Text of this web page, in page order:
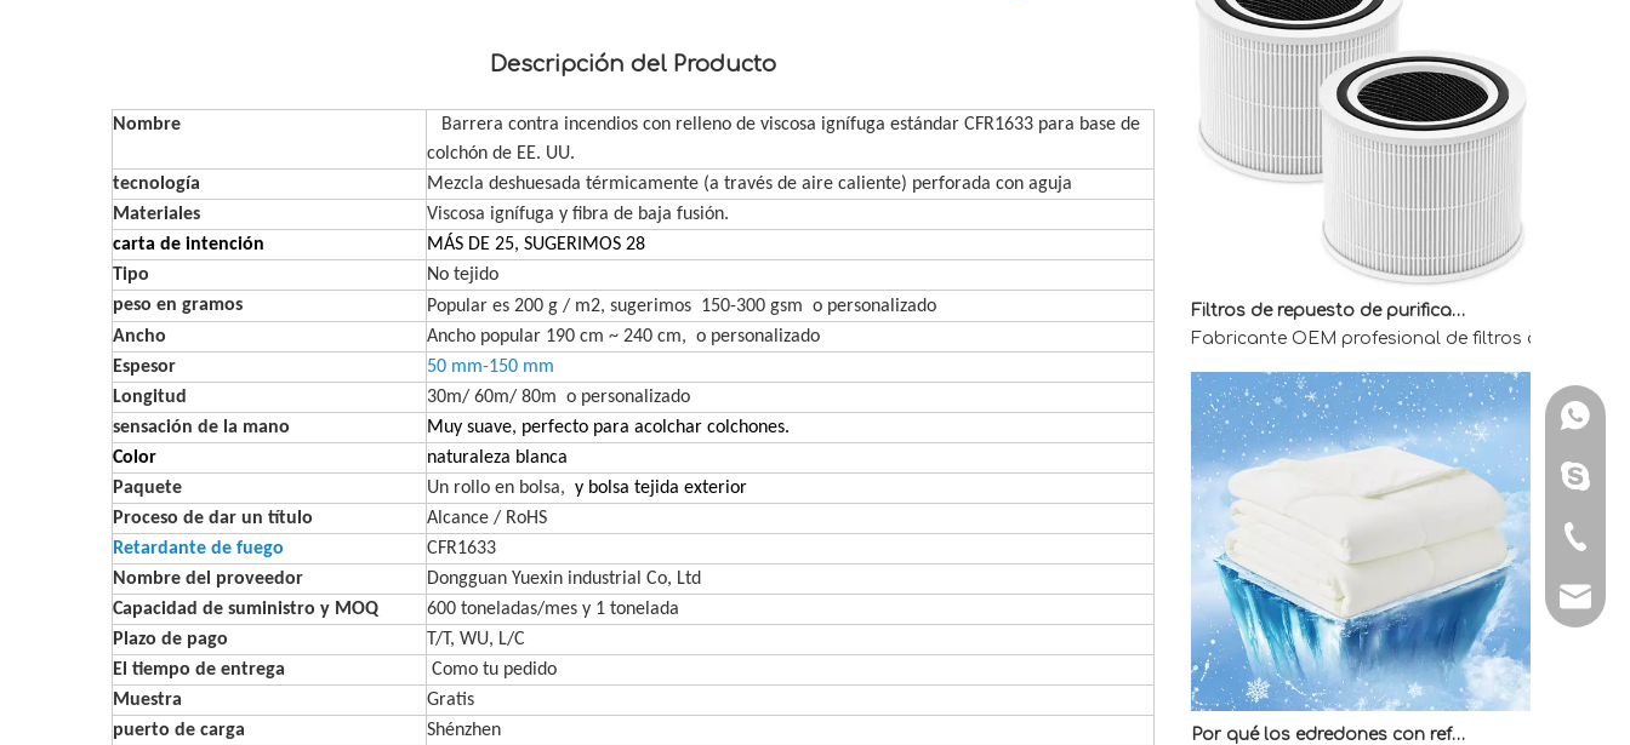
Descripción del Producto
Nombre
Barrera contra incendios con relleno de viscosa ignífuga estándar CFR1633 para base de
colchón de EE. UU.
tecnología
Mezcla deshuesada térmicamente (a través de aire caliente) perforada con aguja
Materiales
Viscosa ignífuga y fibra de baja fusión.
carta de intención
MÁS DE 25, SUGERIMOS 28
Tipo
No tejido
peso en gramos
Popular es 200 g / m2, sugerimos 150-300 gsm o personalizado
Ancho
Ancho popular 190 cm ~ 240 cm, o personalizado
Espesor
50 mm-150 mm
Longitud
30m/ 60m/ 80m o personalizado
sensación de la mano
Muy suave, perfecto para acolchar colchones.
Color
naturaleza blanca
Paquete
Un rollo en bolsa, y bolsa tejida exterior
Proceso de dar un título
Alcance / RoHS
Retardante de fuego
CFR1633
Nombre del proveedor
Dongguan Yuexin industrial Co, Ltd
Capacidad de suministro y MOQ
600 toneladas/mes y 1 tonelada
Plazo de pago
T/T, WU, L/C
El tiempo de entrega
Como tu pedido
Muestra
Gratis
puerto de carga
Shénzhen
Filtros de repuesto de purificador de aire OEM para compradores mayoristas
Fabricante OEM profesional de filtros de
Por qué los edredones con refrigeración directa de fábrica son la mejor opción para quienes duermen calientes
Descubra por qué los edredones con
Skype:
Tel: +
E-mail: